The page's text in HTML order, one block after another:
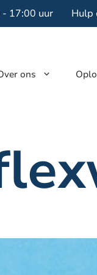
17:00 uur Hulp
ons